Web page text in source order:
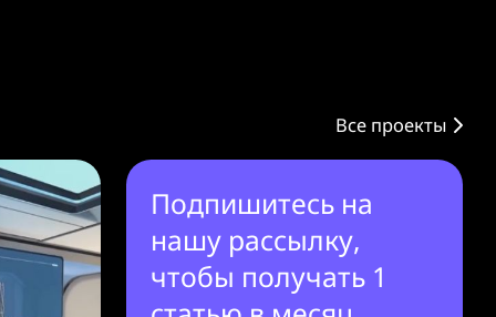
Все проекты
Подпишитесь на
нашу рассылку,
чтобы получать 1